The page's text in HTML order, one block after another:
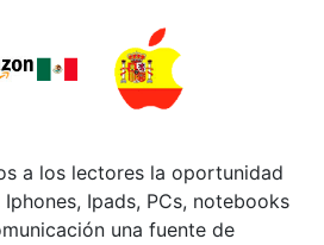
a los lectores la oportunidad
Ipads, PCs, notebooks
una fuente de